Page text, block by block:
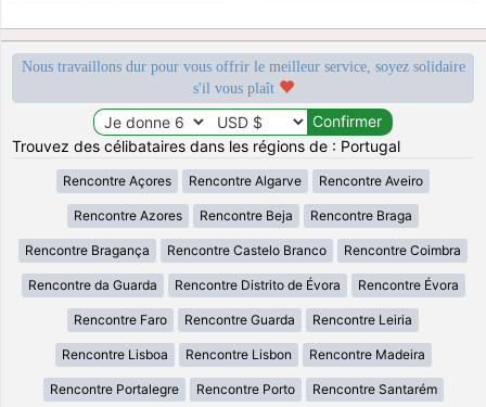
Nous travaillons dur pour vous offrir le meilleur service, soyez solidaire
s'il vous plaît
Trouvez des célibataires dans les régions de : Portugal
Rencontre Açores Rencontre Algarve Rencontre Aveiro
Rencontre Azores Rencontre Beja Rencontre Braga
Rencontre Bragança Rencontre Castelo Branco Rencontre Coimbra
Rencontre da Guarda Rencontre Distrito de Évora Rencontre Évora
Rencontre Faro Rencontre Guarda Rencontre Leiria
Rencontre Lisboa Rencontre Lisbon Rencontre Madeira
Rencontre Portalegre Rencontre Porto Rencontre Santarém